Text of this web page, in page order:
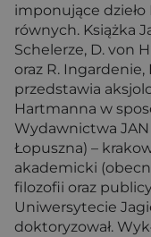
imponujące dzieło
równych. Książka
Schelerze, D. von
oraz R. Ingardenie,
przedstawia
Hartmanna w
Wydawnictwa JAN
Łopuszna) –
akademicki
filozofii oraz
Uniwersytecie
doktoryzował.